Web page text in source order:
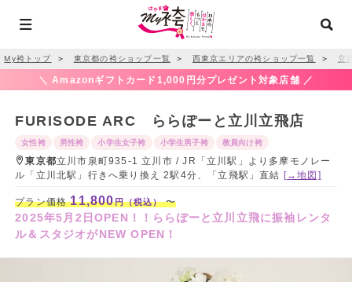
My袴トップ ＞ 東京都の袴ショップ一覧 ＞ 西東京エリアの袴ショップ一覧 ＞ 立
＼ Amazonギフトカード1,000円分プレゼント対象店舗 ／
FURISODE ARC ららぽーと立川立飛店
女性袴 男性袴 小学生女子袴 小学生男子袴 教員向け袴
東京都立川市泉町935-1 立川市 / JR「立川駅」より多摩モノレー
ル「立川北駅」行きへ乗り換え 2駅4分、「立飛駅」直結 [→地図]
プラン価格11,800円（税込）〜
2025年5月2日OPEN！！ららぽーと立川立飛に振袖レンタ
ル＆スタジオがNEW OPEN！